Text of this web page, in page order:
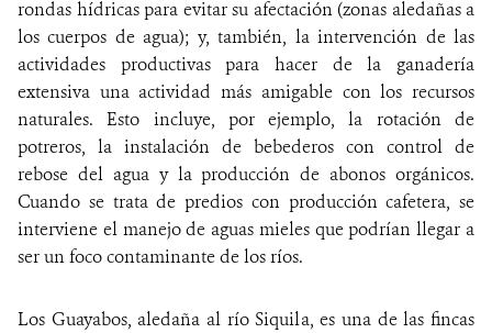
rondas hídricas para evitar su afectación (zonas aledañas a
los cuerpos de agua); y, también, la intervención de las
actividades productivas para hacer de la ganadería
extensiva una actividad más amigable con los recursos
naturales. Esto incluye, por ejemplo, la rotación de
potreros, la instalación de bebederos con control de
rebose del agua y la producción de abonos orgánicos.
Cuando se trata de predios con producción cafetera, se
interviene el manejo de aguas mieles que podrían llegar a
ser un foco contaminante de los ríos.
Los Guayabos, aledaña al río Siquila, es una de las fincas